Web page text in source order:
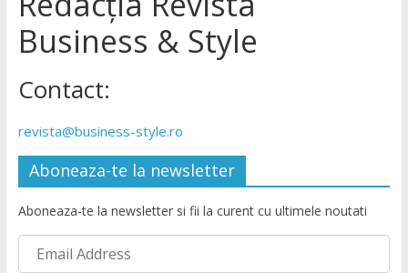
Business & Style
Contact:
revista@business-style.ro
Aboneaza-te la newsletter
Aboneaza-te la newsletter si fii la curent cu ultimele noutati